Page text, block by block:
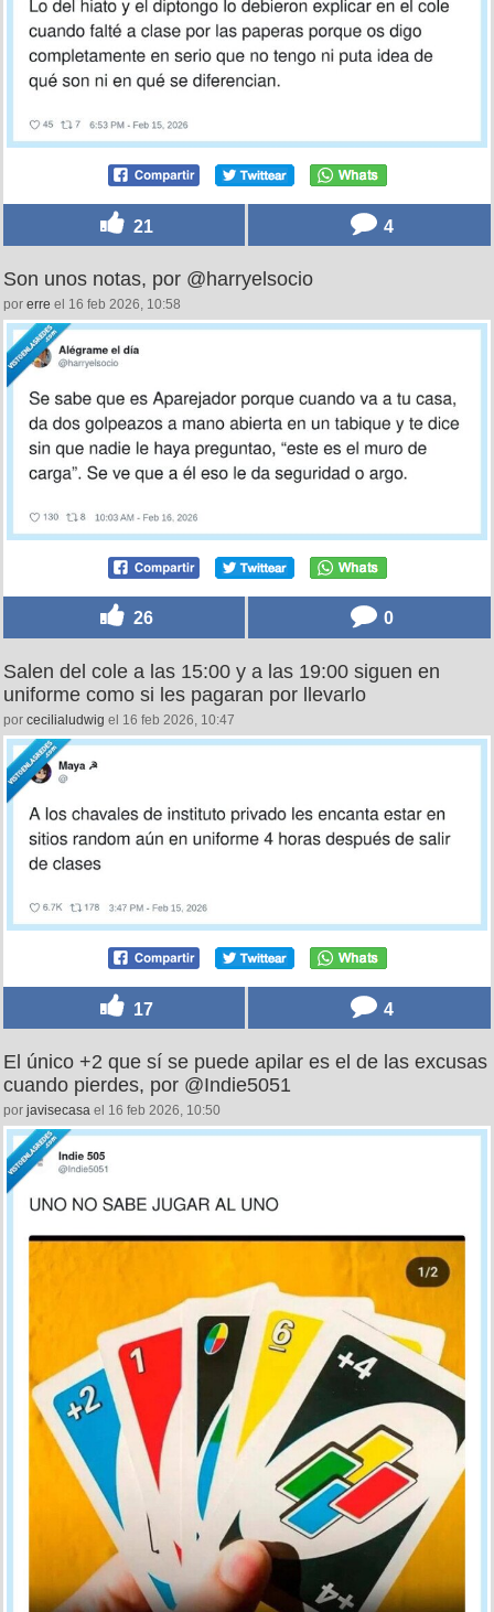
21 4
Son unos notas, por @harryelsocio
por erre el 16 feb 2026, 10:58
26 0
Salen del cole a las 15:00 y a las 19:00 siguen en
uniforme como si les pagaran por llevarlo
por cecilialudwig el 16 feb 2026, 10:47
17 4
El único +2 que sí se puede apilar es el de las excusas
cuando pierdes, por @Indie5051
por javisecasa el 16 feb 2026, 10:50